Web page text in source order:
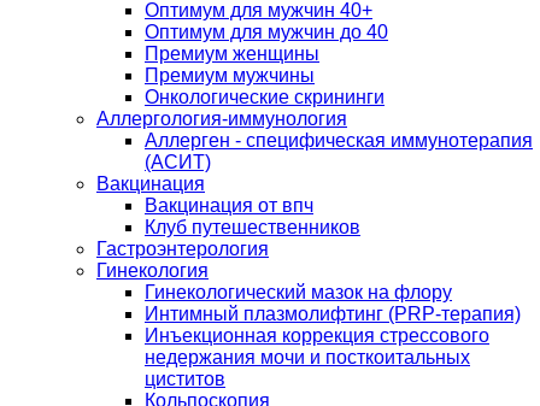
Оптимум для мужчин 40+
Оптимум для мужчин до 40
Премиум женщины
Премиум мужчины
Онкологические скрининги
Аллергология-иммунология
Аллерген - специфическая иммунотерапия
(АСИТ)
Вакцинация
Вакцинация от впч
Клуб путешественников
Гастроэнтерология
Гинекология
Гинекологический мазок на флору
Интимный плазмолифтинг (PRP-терапия)
Инъекционная коррекция стрессового
недержания мочи и посткоитальных
циститов
Кольпоскопия